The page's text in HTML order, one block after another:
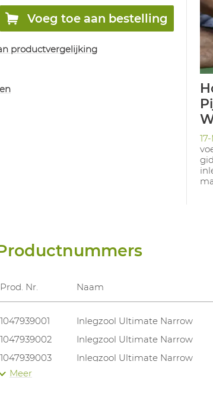
Voeg toe aan bestelling
productvergelijking
Prod. Nr. Naam
1047939001 Inlegzool Ultimate Narrow
1047939002
Inlegzool Ultimate Narrow
1047939003
Inlegzool Ultimate Narrow
1047939004
Meer